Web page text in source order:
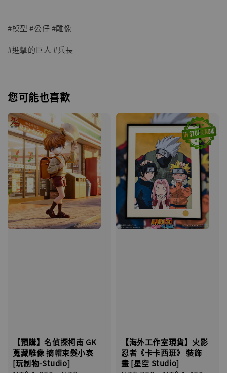
#模型 #公仔 #雕像
#進擊的巨人 #兵長
您可能也喜歡
【預購】名偵探柯南 GK
蒐藏雕像 摘帽束髮小哀
[玩制物-Studio]
【海外工作室現貨】火影
忍者《卡卡西班》 裝飾
畫 [星空 Studio]